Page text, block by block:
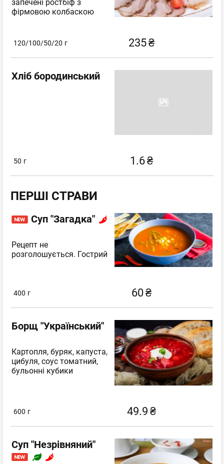
запечені ростбіф з
фірмовою колбаскою
120/100/50/20 г 235₴
Хліб бородинський
50 г 1.6₴
ПЕРШІ СТРАВИ
Cуп "Загадка"
Рецепт не
розголошується. Гострий
400 г 60₴
Борщ "Український"
Картопля, буряк, капуста,
цибуля, соус томатний,
бульонні кубики
600 г 49.9₴
Суп "Незрівняний"